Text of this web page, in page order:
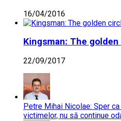
16/04/2016
Kingsman: The
22/09/2017
Petre Mihai Nicolae: Sper
victimelor, nu să continue